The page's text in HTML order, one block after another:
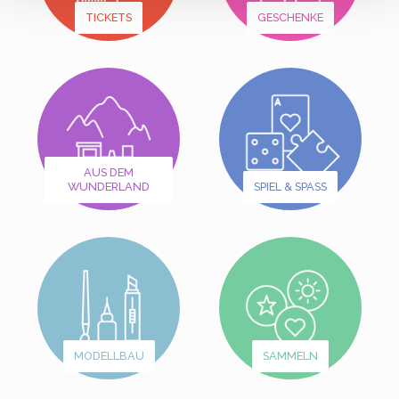
TICKETS GESCHENKE
AUS DEM
WUNDERLAND
SPIEL & SPASS
MODELLBAU SAMMELN